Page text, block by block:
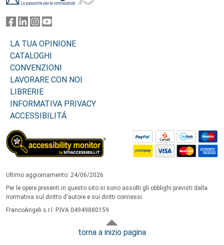
LA TUA OPINIONE
CATALOGHI
CONVENZIONI
LAVORARE CON NOI
LIBRERIE
INFORMATIVA PRIVACY
ACCESSIBILITÁ
Ultimo aggiornamento: 24/06/2026
Per le opere presenti in questo sito si sono assolti gli obblighi previsti dalla
normativa sul diritto d'autore e sui diritti connessi.
FrancoAngeli s.r.l. P.IVA 04949880159
torna a inizio pagina